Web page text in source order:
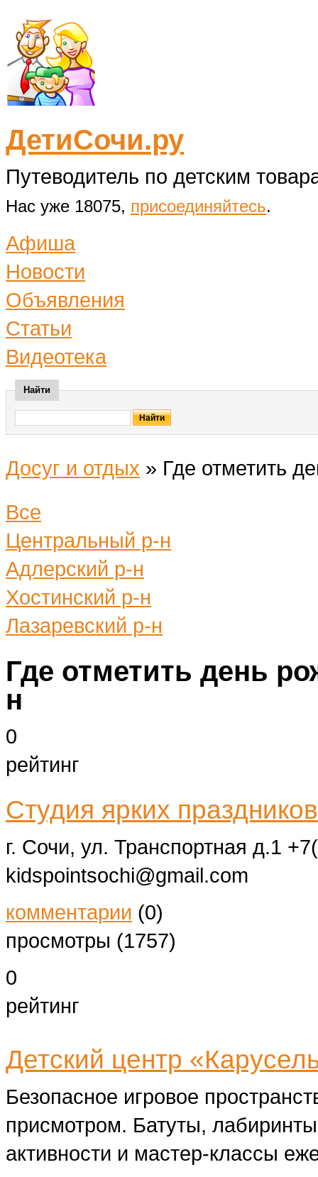
ДетиСочи.ру
Путеводитель по детским
Нас уже 18075, присоединяйтесь.
Афиша
Новости
Объявления
Статьи
Видеотека
Найти
Досуг и отдых » Где отметить
Все
Центральный р-н
Адлерский р-н
Хостинский р-н
Лазаревский р-н
Где отметить день
н
0
рейтинг
Студия ярких
г. Сочи, ул. Транспортная д.1
kidspointsochi@gmail.com
комментарии (0)
просмотры (1757)
0
рейтинг
Детский центр
Безопасное игровое
присмотром. Батуты,
активности и мастер-классы